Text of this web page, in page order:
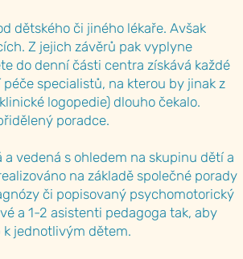
dětského či jiného lékaře. Avšak
Z jejich závěrů pak vyplyne
do denní části centra získává každé
specialistů, na kterou by jinak z
logopedie) dlouho čekalo.
poradce.
vedená s ohledem na skupinu dětí a
na základě společné porady
či popisovaný psychomotorický
a 1-2 asistenti pedagoga tak, aby
jednotlivým dětem.